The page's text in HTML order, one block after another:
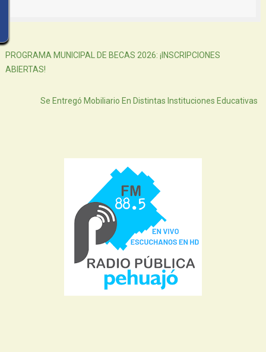
Siguiente
PROGRAMA MUNICIPAL DE BECAS 2026: ¡INSCRIPCIONES
ABIERTAS!
Se Entregó Mobiliario En Distintas Instituciones Educativas